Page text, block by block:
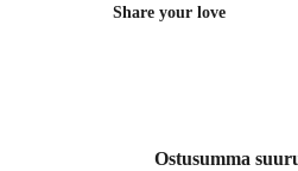
Share your love
Ostusumma